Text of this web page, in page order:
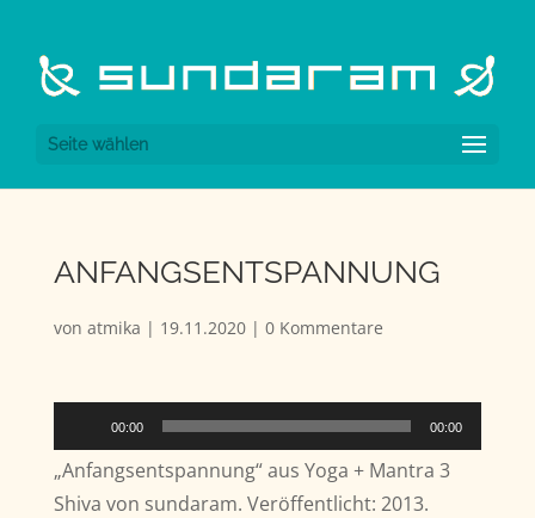
Seite wählen
ANFANGSENTSPANNUNG
von atmika | 19.11.2020| 0 Kommentare
Player
00:00 00:00
„Anfangsentspannung“ aus Yoga + Mantra 3
Shiva von sundaram. Veröffentlicht: 2013.